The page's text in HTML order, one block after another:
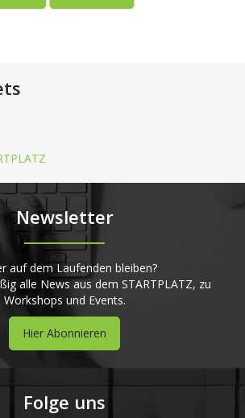
Newsletter
auf dem Laufenden bleiben?
alle News aus dem STARTPLATZ, zu
Workshops und Events.
Hier Abonnieren
Folge uns